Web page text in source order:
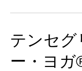
テンセグ
ー・ヨガ